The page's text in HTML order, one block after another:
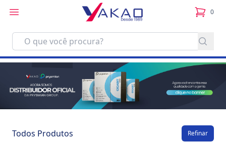
0
itens
Todos Produtos Refinar